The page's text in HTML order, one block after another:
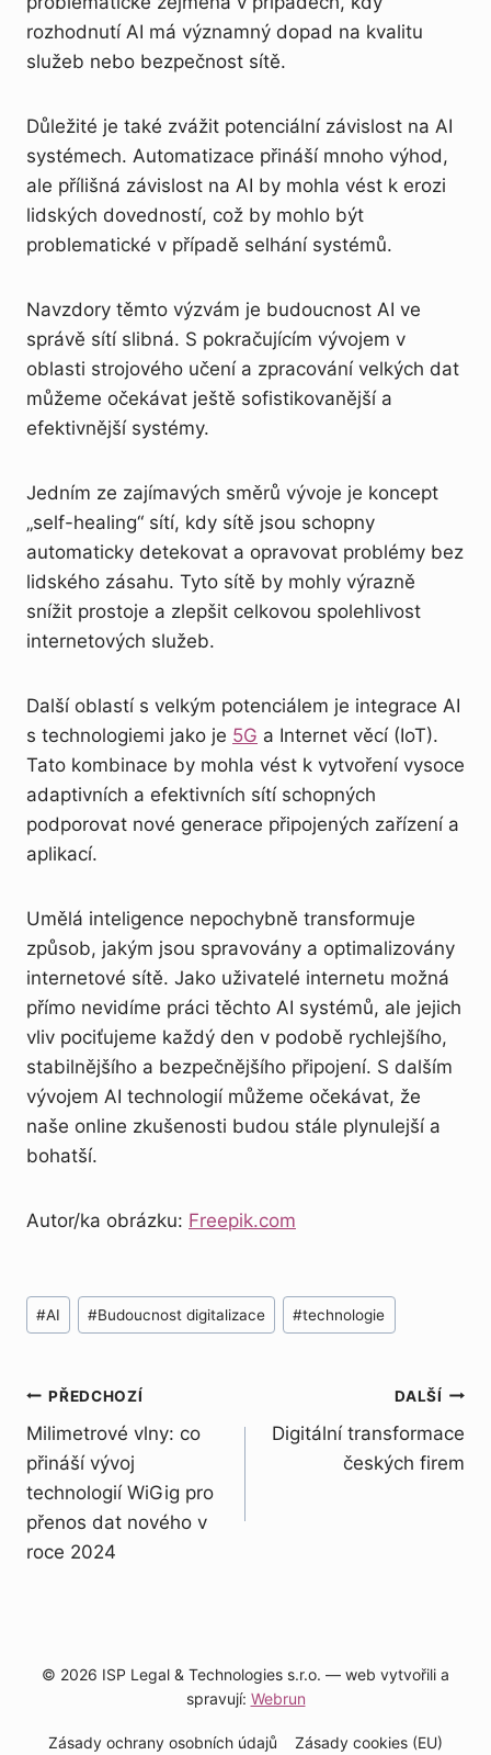
rozhodnutí AI má významný dopad na kvalitu
služeb nebo bezpečnost sítě.
Důležité je také zvážit potenciální závislost na AI
systémech. Automatizace přináší mnoho výhod,
ale přílišná závislost na AI by mohla vést k erozi
lidských dovedností, což by mohlo být
problematické v případě selhání systémů.
Navzdory těmto výzvám je budoucnost AI ve
správě sítí slibná. S pokračujícím vývojem v
oblasti strojového učení a zpracování velkých dat
můžeme očekávat ještě sofistikovanější a
efektivnější systémy.
Jedním ze zajímavých směrů vývoje je koncept
„self-healing“ sítí, kdy sítě jsou schopny
automaticky detekovat a opravovat problémy bez
lidského zásahu. Tyto sítě by mohly výrazně
snížit prostoje a zlepšit celkovou spolehlivost
internetových služeb.
Další oblastí s velkým potenciálem je integrace AI
s technologiemi jako je 5G a Internet věcí (IoT).
Tato kombinace by mohla vést k vytvoření vysoce
adaptivních a efektivních sítí schopných
podporovat nové generace připojených zařízení a
aplikací.
Umělá inteligence nepochybně transformuje
způsob, jakým jsou spravovány a optimalizovány
internetové sítě. Jako uživatelé internetu možná
přímo nevidíme práci těchto AI systémů, ale jejich
vliv pociťujeme každý den v podobě rychlejšího,
stabilnějšího a bezpečnějšího připojení. S dalším
vývojem AI technologií můžeme očekávat, že
naše online zkušenosti budou stále plynulejší a
bohatší.
Autor/ka obrázku: Freepik.com
Štítky
příspěvků:
#AI #Budoucnost digitalizace #technologie
Navigace
pro
příspěvek
PŘEDCHOZÍ
Milimetrové vlny: co
přináší vývoj
technologií WiGig pro
přenos dat nového v
roce 2024
DALŠÍ
Digitální transformace
českých firem
© 2026 ISP Legal & Technologies s.r.o. — web vytvořili a
spravují: Webrun
Zásady ochrany osobních údajů Zásady cookies (EU)